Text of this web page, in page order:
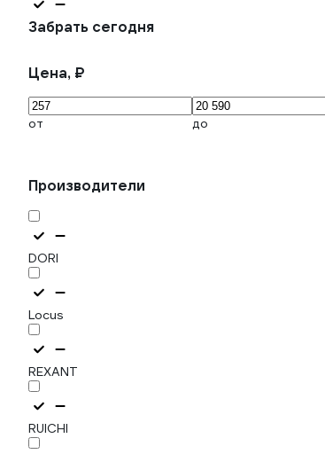
Забрать сегодня
Цена, ₽
от до
Производители
DORI
Locus
REXANT
RUICHI